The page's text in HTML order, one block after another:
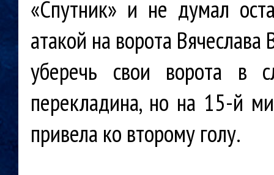
«Спутник» и не думал
атакой на ворота
уберечь свои ворота в
перекладина, но на 15-й
привела ко второму голу.